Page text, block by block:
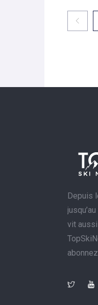
Depuis
vit